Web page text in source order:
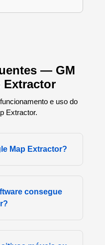
— GM
Extractor
e uso do
Extractor.
Map Extractor?
consegue